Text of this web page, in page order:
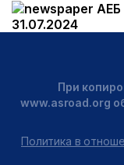
АЕБ
31.07.2024
При
www.asroad.org
Политика в